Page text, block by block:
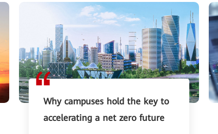
Why campuses hold the key to
accelerating a net zero future